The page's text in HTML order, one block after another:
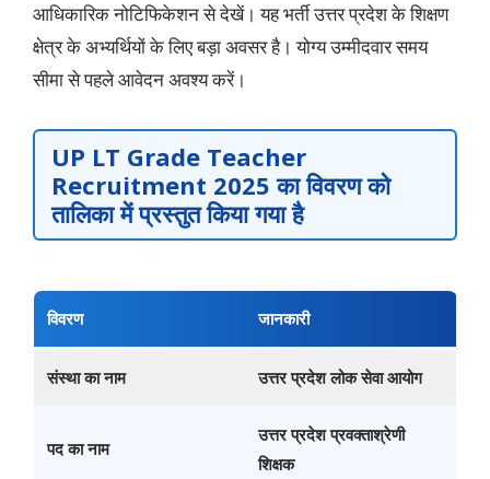
आधिकारिक नोटिफिकेशन से देखें। यह भर्ती उत्तर प्रदेश के शिक्षण
क्षेत्र के अभ्यर्थियों के लिए बड़ा अवसर है। योग्य उम्मीदवार समय
सीमा से पहले आवेदन अवश्य करें।
UP LT Grade Teacher
Recruitment 2025 का विवरण को
तालिका में प्रस्तुत किया गया है
विवरण जानकारी
संस्था का नाम उत्तर प्रदेश लोक सेवा आयोग
पद का नाम
उत्तर प्रदेश प्रवक्ताश्रेणी
शिक्षक